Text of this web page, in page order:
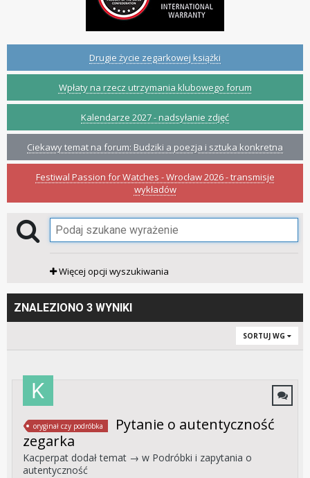
Drugie życie zegarkowej książki
Wpłaty na rzecz utrzymania klubowego forum
Kalendarze 2027 - nadsyłanie zdjęć
Ciekawy temat na forum: Budziki a poezja i sztuka konkretna
Festiwal Passion for Watches - Wrocław 2026 - transmisje
wykładów
Więcej opcji wyszukiwania
ZNALEZIONO 3 WYNIKI
SORTUJ WG
oryginał czy podróbka
Pytanie o autentyczność
zegarka
Kacperpat dodał temat → w Podróbki i zapytania o
autentyczność